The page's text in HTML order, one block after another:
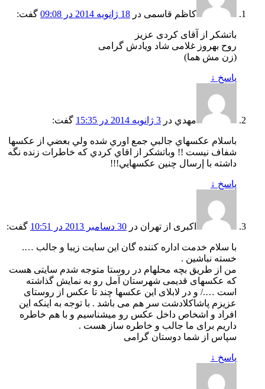
کاظم قاسمی در 18 ژانویه 2014 در 09:08 گفت:
باتشکر از آقای کردی عزیز
روح بهروز غلامی شاد ویادش گرامی
(زن مش هما)
پاسخ ↓
مهدي در 3 ژانویه 2014 در 15:35 گفت:
باسلام عكسهاي جالبي جمع اوري شده ولي بعضي از عكسها
شفاف نيست !! وباتشكر از اقاي كردي كه خاطرات زنده نگه
داشته با إرسال چنين عكسهايي!!!
پاسخ ↓
اکبری از تهران در 30 دسامبر 2013 در 10:51 گفت:
با سلام خدمت اداره کننده گان این سایت زیبا و جالب ….
خسته نباشین .
من از طریق بچه محلهام در روستا متوجه شدم سایتی هست
که عکسهای قدیمی شهرستان آمل رو به نمایش گذاشته
است …./ و در لابلای این عکسها چند تا عکس از روستای
عزیزم پاشاکلادشت سر هم می باشد . با توجه به اینکه این
افراد و اشخاص داخل عکس رو میشناسیم و با هم خاطره
داریم برای ما جالب و خاطره ساز هست .
سپاس از شما دوستان گرامی
پاسخ ↓